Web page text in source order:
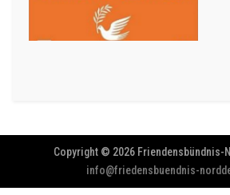
Copyright © 2026 Friendensbündnis-
info@friedensbuendnis-